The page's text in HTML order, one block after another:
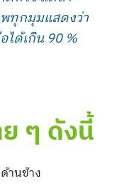
ทุกมุมแสดงว่า
ด้เกิน 90 %
ๆ ดังนี้